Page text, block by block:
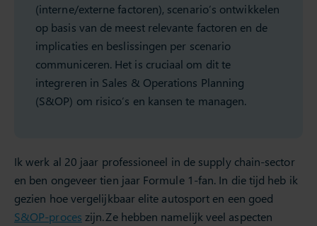
(interne/externe factoren), scenario’s ontwikkelen
op basis van de meest relevante factoren en de
implicaties en beslissingen per scenario
communiceren. Het is cruciaal om dit te
integreren in Sales & Operations Planning
(S&OP) om risico’s en kansen te managen.
Ik werk al 20 jaar professioneel in de supply chain-sector
en ben ongeveer tien jaar Formule 1-fan. In die tijd heb ik
gezien hoe vergelijkbaar elite autosport en een goed
S&OP-proces zijn. Ze hebben namelijk veel aspecten